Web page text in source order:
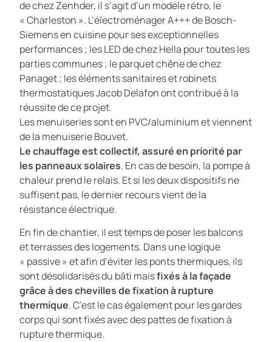
de chez Zenhder, il s’agit d’un modèle rétro, le
« Charleston ». L’électroménager A+++ de Bosch-
Siemens en cuisine pour ses exceptionnelles
performances ; les LED de chez Hella pour toutes les
parties communes ; le parquet chêne de chez
Panaget ; les éléments sanitaires et robinets
thermostatiques Jacob Delafon ont contribué à la
réussite de ce projet.
Les menuiseries sont en PVC/aluminium et viennent
de la menuiserie Bouvet.
Le chauffage est collectif, assuré en priorité par
les panneaux solaires. En cas de besoin, la pompe à
chaleur prend le relais. Et si les deux dispositifs ne
suffisent pas, le dernier recours vient de la
résistance électrique.
En fin de chantier, il est temps de poser les balcons
et terrasses des logements. Dans une logique
« passive » et afin d’éviter les ponts thermiques, ils
sont désolidarisés du bâti maisfixés à la façade
grâce à des chevilles de fixation à rupture
thermique. C’est le cas également pour les gardes
corps qui sont fixés avec des pattes de fixation à
rupture thermique.